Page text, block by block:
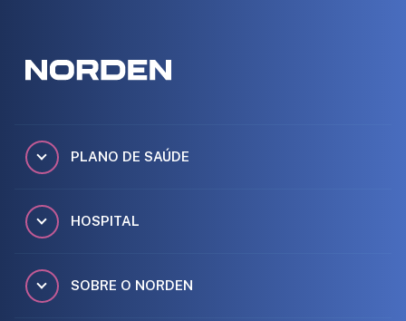
PLANO DE SAÚDE
HOSPITAL
SOBRE O NORDEN